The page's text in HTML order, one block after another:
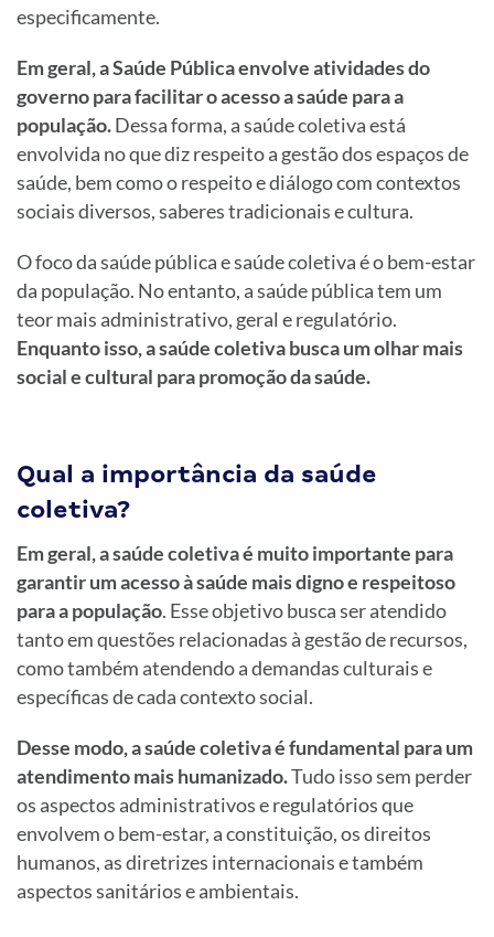
especificamente.
Em geral, a Saúde Pública envolve atividades do
governo para facilitar o acesso a saúde para a
população.Dessa forma, a saúde coletiva está
envolvida no que diz respeito a gestão dos espaços de
saúde, bem como o respeito e diálogo com contextos
sociais diversos, saberes tradicionais e cultura.
O foco da saúde pública e saúde coletiva é o bem-estar
da população. No entanto, a saúde pública tem um
teor mais administrativo, geral e regulatório.
Enquanto isso, a saúde coletiva busca um olhar mais
social e cultural para promoção da saúde.
Qual a importância da saúde
coletiva?
Em geral, a saúde coletiva é muito importante para
garantir um acesso à saúde mais digno e respeitoso
para a população. Esse objetivo busca ser atendido
tanto em questões relacionadas à gestão de recursos,
como também atendendo a demandas culturais e
específicas de cada contexto social.
Desse modo, a saúde coletiva é fundamental para um
atendimento mais humanizado.Tudo isso sem perder
os aspectos administrativos e regulatórios que
envolvem o bem-estar, a constituição, os direitos
humanos, as diretrizes internacionais e também
aspectos sanitários e ambientais.